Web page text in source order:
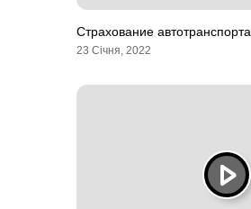
Страхование автотранспорта
23 Січня, 2022